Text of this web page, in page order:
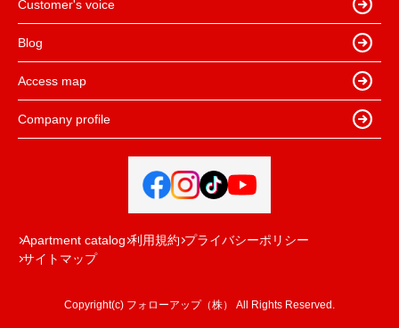
Customer's voice
Blog
Access map
Company profile
Apartment catalog 利用規約 プライバシーポリシー
サイトマップ
Copyright(c) フォローアップ（株） All Rights Reserved.